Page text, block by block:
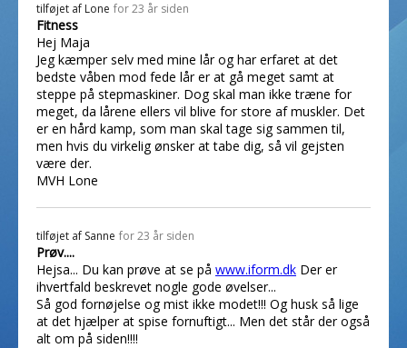
tilføjet af Lone for 23 år siden
Fitness
Hej Maja
Jeg kæmper selv med mine lår og har erfaret at det
bedste våben mod fede lår er at gå meget samt at
steppe på stepmaskiner. Dog skal man ikke træne for
meget, da lårene ellers vil blive for store af muskler. Det
er en hård kamp, som man skal tage sig sammen til,
men hvis du virkelig ønsker at tabe dig, så vil gejsten
være der.
MVH Lone
tilføjet af Sanne for 23 år siden
Prøv....
Hejsa... Du kan prøve at se på www.iform.dk Der er
ihvertfald beskrevet nogle gode øvelser...
Så god fornøjelse og mist ikke modet!!! Og husk så lige
at det hjælper at spise fornuftigt... Men det står der også
alt om på siden!!!!